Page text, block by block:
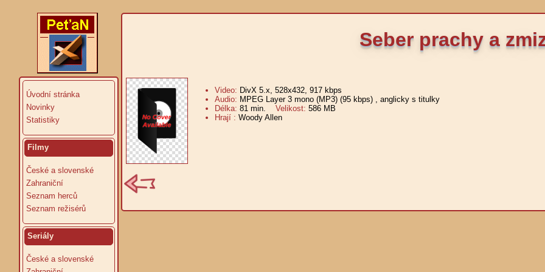
Úvodní stránka
Novinky
Statistiky
Filmy
České a slovenské
Zahraniční
Seznam herců
Seznam režisérů
Seriály
České a slovenské
Seber prachy a
Video: DivX 5.x, 528x432, 917 kbps
Audio: MPEG Layer 3 mono (MP3) (95 kbps) , anglicky s titulky
Délka: 81 min. Velikost: 586 MB
Hrají : Woody Allen